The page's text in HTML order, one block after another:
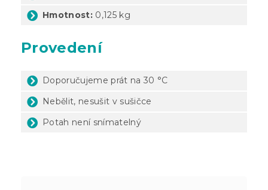
Hmotnost: 0,125 kg
Provedení
Doporučujeme prát na 30 °C
Nebělit, nesušit v sušičce
Potah není snímatelný